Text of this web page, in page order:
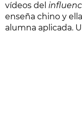
vídeos del
enseña chino y
alumna aplicada.